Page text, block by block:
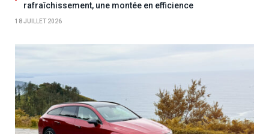
rafraîchissement, une montée en efficience
18 JUILLET 2026